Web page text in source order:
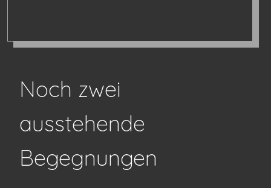
Noch zwei
ausstehende
Begegnungen